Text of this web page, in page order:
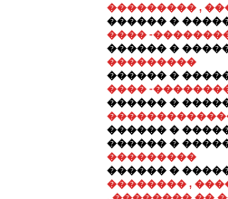
��������� ,
������ �
���� -
������ �
���������
������ �
���� -
������ �
������ �
������ �
���������
������ �
�������� ,